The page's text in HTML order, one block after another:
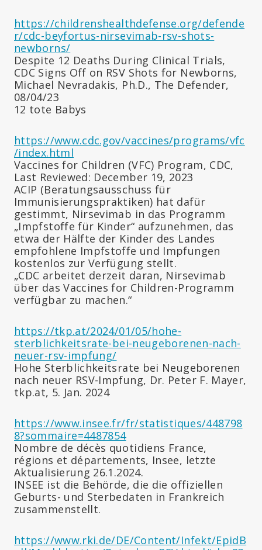
https://childrenshealthdefense.org/defende
r/cdc-beyfortus-nirsevimab-rsv-shots-
newborns/
Despite 12 Deaths During Clinical Trials,
CDC Signs Off on RSV Shots for Newborns,
Michael Nevradakis, Ph.D., The Defender,
08/04/23
12 tote Babys
https://www.cdc.gov/vaccines/programs/vfc
/index.html
Vaccines for Children (VFC) Program, CDC,
Last Reviewed: December 19, 2023
ACIP (Beratungsausschuss für
Immunisierungspraktiken) hat dafür
gestimmt, Nirsevimab in das Programm
„Impfstoffe für Kinder“ aufzunehmen, das
etwa der Hälfte der Kinder des Landes
empfohlene Impfstoffe und Impfungen
kostenlos zur Verfügung stellt.
„CDC arbeitet derzeit daran, Nirsevimab
über das Vaccines for Children-Programm
verfügbar zu machen.“
https://tkp.at/2024/01/05/hohe-
sterblichkeitsrate-bei-neugeborenen-nach-
neuer-rsv-impfung/
Hohe Sterblichkeitsrate bei Neugeborenen
nach neuer RSV-Impfung, Dr. Peter F. Mayer,
tkp.at, 5. Jan. 2024
https://www.insee.fr/fr/statistiques/448798
8?sommaire=4487854
Nombre de décès quotidiens France,
régions et départements, Insee, letzte
Aktualisierung 26.1.2024.
INSEE ist die Behörde, die die offiziellen
Geburts- und Sterbedaten in Frankreich
zusammenstellt.
https://www.rki.de/DE/Content/Infekt/EpidB